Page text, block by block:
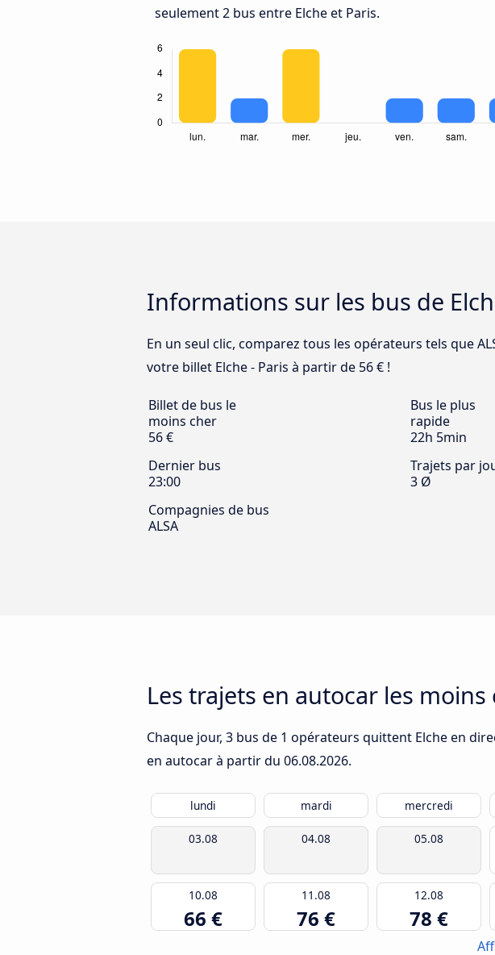
seulement 2 bus entre Elche et Paris.
Informations sur les bus de
En un seul clic, comparez tous les opérateurs tels que
votre billet Elche - Paris à partir de 56 € !
Billet de bus le
moins cher
56 €
Bus le plus
rapide
22h 5min
Dernier bus
23:00
Trajets par
3 Ø
Compagnies de bus
ALSA
Les trajets en autocar les moins
Chaque jour, 3 bus de 1 opérateurs quittent Elche en
en autocar à partir du 06.08.2026.
lundi mardi mercredi
03.08 04.08 05.08
10.08
66 €
11.08
76 €
12.08
78 €